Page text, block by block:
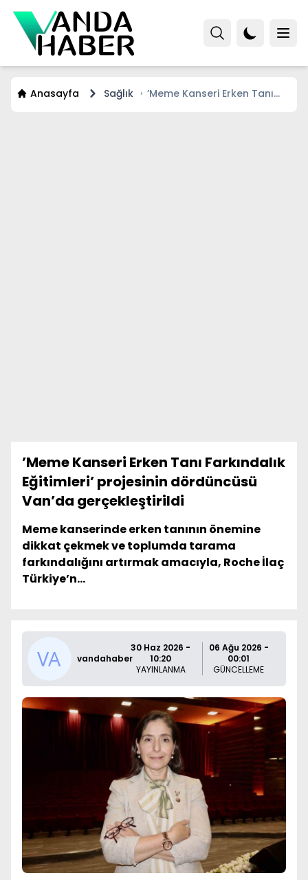
Anasayfa Sağlık
’Meme Kanseri Erken Tanı
’Meme Kanseri Erken Tanı Farkındalık
Eğitimleri’ projesinin dördüncüsü
Van’da gerçekleştirildi
Meme kanserinde erken tanının önemine
dikkat çekmek ve toplumda tarama
farkındalığını artırmak amacıyla, Roche İlaç
Türkiye’n...
vandahaber
30 Haz 2026 -
10:20
YAYINLANMA
06 Ağu 2026 -
00:01
GÜNCELLEME